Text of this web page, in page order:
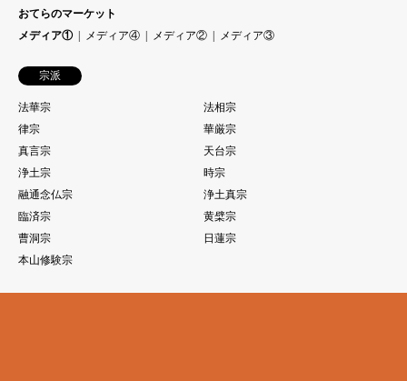
おてらのマーケット
メディア①
メディア④ メディア② メディア③
宗派
法華宗
法相宗
律宗
華厳宗
真言宗
天台宗
浄土宗
時宗
融通念仏宗
浄土真宗
臨済宗
黄檗宗
曹洞宗
日蓮宗
本山修験宗